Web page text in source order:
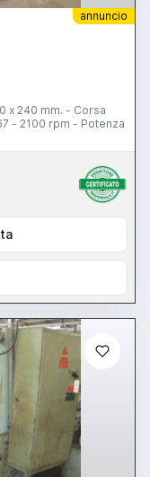
annuncio
x 240 mm. - Corsa
- 2100 rpm - Potenza